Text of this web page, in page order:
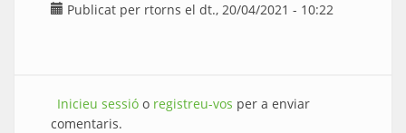
Publicat per rtorns el dt., 20/04/2021 - 10:22
Inicieu sessió o registreu-vos per a enviar
comentaris.